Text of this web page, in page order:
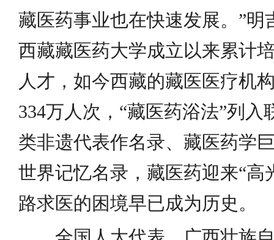
藏医药事业也在快速发展。”明
西藏藏医药大学成立以来累计
人才，如今西藏的藏医医疗机
334万人次，“藏医药浴法”列
类非遗代表作名录、藏医药学
世界记忆名录，藏医药迎来“高
路求医的困境早已成为历史。